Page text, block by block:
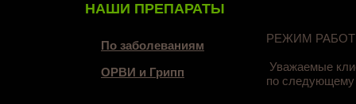
РЕЖИМ
Уважаемые
по следующему
НАШИ ПРЕПАРАТЫ
По заболеваниям
ОРВИ и Грипп